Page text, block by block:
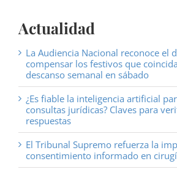
Actualidad
La Audiencia Nacional reconoce el
compensar los festivos que
descanso semanal en sábado
¿Es fiable la inteligencia artificial
consultas jurídicas? Claves para
respuestas
El Tribunal Supremo refuerza la
consentimiento informado en